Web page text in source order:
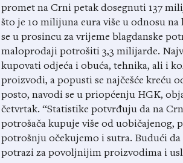
promet na Crni petak dosegnuti 137
što je 10 milijuna eura više u odnosu na
se u prosincu za vrijeme blagdanske
maloprodaji potrošiti 3,3 milijarde.
kupovati odjeća i obuća, tehnika, ali i
proizvodi, a popusti se najčešće kreću
posto, navodi se u priopćenju HGK,
četvrtak. “Statistike potvrđuju da na
potrošača kupuje više od uobičajenog,
potrošnju očekujemo i sutra. Budući da
potrazi za povoljnijim proizvodima i